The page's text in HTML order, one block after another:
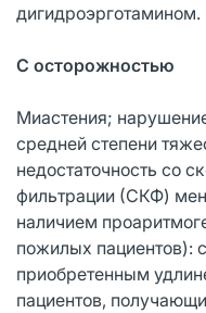
дигидроэрготамином.
С осторожностью
Миастения;
средней степени
недостаточность со
фильтрации (СКФ)
наличием
пожилых пациентов):
приобретенным
пациентов,